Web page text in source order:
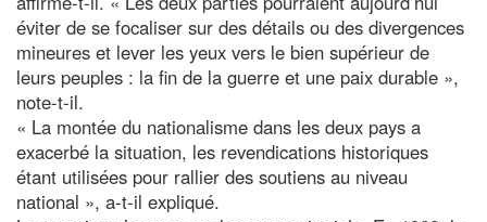
éviter de se focaliser sur des détails ou des divergences
mineures et lever les yeux vers le bien supérieur de
leurs peuples : la fin de la guerre et une paix durable »,
note-t-il.
« La montée du nationalisme dans les deux pays a
exacerbé la situation, les revendications historiques
étant utilisées pour rallier des soutiens au niveau
national », a-t-il expliqué.